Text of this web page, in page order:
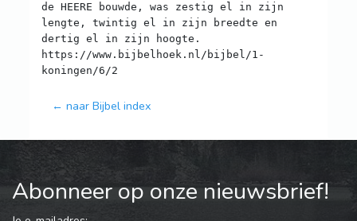
de HEERE bouwde, was zestig el in zijn
lengte, twintig el in zijn breedte en
dertig el in zijn hoogte.
https://www.bijbelhoek.nl/bijbel/1-
← naar Bijbel index
Abonneer op onze nieuwsbrief!